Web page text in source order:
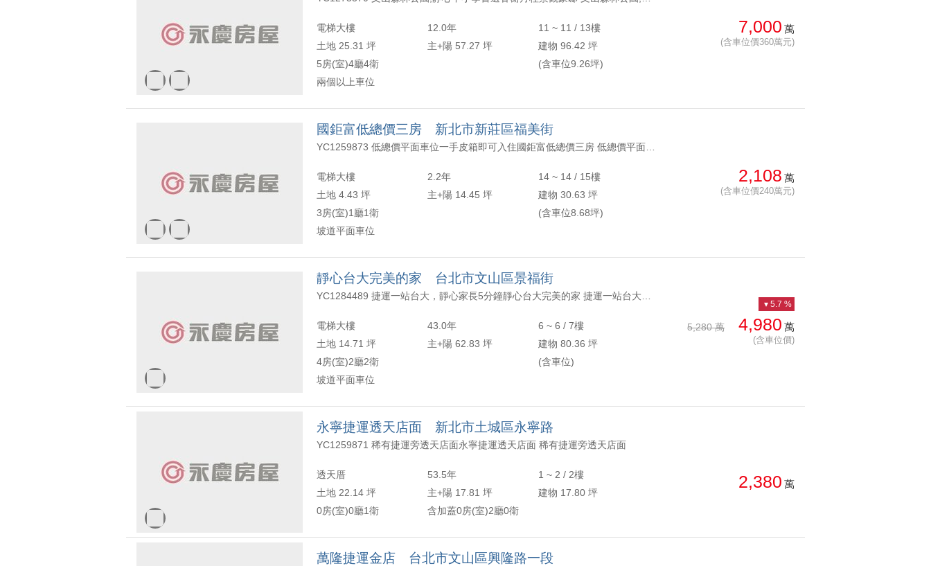
電梯大樓 12.0年
11 ~ 11 / 13樓
土地 25.31 坪
主+陽 57.27 坪
建物 96.42 坪
5房(室)4廳4衛
(含車位9.26坪)
兩個以上車位
7,000 萬
(含車位價360萬元)
國鉅富低總價三房 新北市新莊區福美街
電梯大樓 2.2年
14 ~ 14 / 15樓
土地 4.43 坪
主+陽 14.45 坪
建物 30.63 坪
3房(室)1廳1衛
(含車位8.68坪)
坡道平面車位
2,108 萬
(含車位價240萬元)
靜心台大完美的家 台北市文山區景福街
電梯大樓 43.0年
6 ~ 6 / 7樓
土地 14.71 坪
主+陽 62.83 坪
建物 80.36 坪
4房(室)2廳2衛
(含車位)
坡道平面車位
5,280 萬 4,980 萬
(含車位價)
5.7 %
永寧捷運透天店面 新北市土城區永寧路
YC1259871 稀有捷運旁透天店面永寧捷運透天店面 稀有捷運旁透天店面
透天厝 53.5年
1 ~ 2 / 2樓
土地 22.14 坪
主+陽 17.81 坪
建物 17.80 坪
0房(室)0廳1衛
含加蓋0房(室)2廳0衛
2,380 萬
萬隆捷運金店 台北市文山區興隆路一段